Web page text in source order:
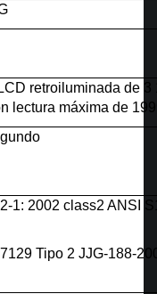
retroiluminada de 3
lectura máxima de
1: 2002 class2 ANSI
Tipo 2 JJG-188-